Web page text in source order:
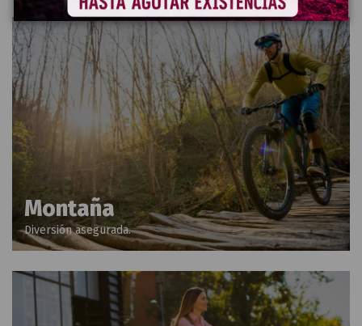
Montaña
Diversión asegurada.